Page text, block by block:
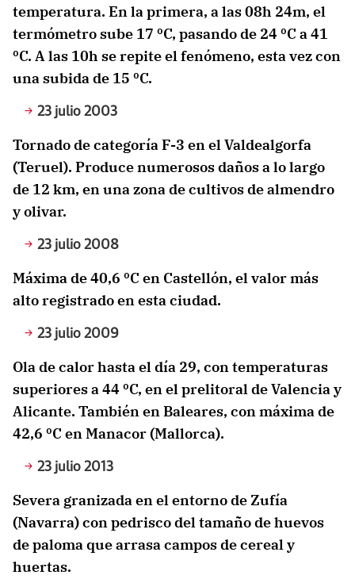
temperatura. En la primera, a las 08h 24m, el
termómetro sube 17 ºC, pasando de 24 ºC a 41
ºC. A las 10h se repite el fenómeno, esta vez con
una subida de 15 ºC.
23 julio 2003
Tornado de categoría F-3 en el Valdealgorfa
(Teruel). Produce numerosos daños a lo largo
de 12 km, en una zona de cultivos de almendro
y olivar.
23 julio 2008
Máxima de 40,6 ºC en Castellón, el valor más
alto registrado en esta ciudad.
23 julio 2009
Ola de calor hasta el día 29, con temperaturas
superiores a 44 ºC, en el prelitoral de Valencia y
Alicante. También en Baleares, con máxima de
42,6 ºC en Manacor (Mallorca).
23 julio 2013
Severa granizada en el entorno de Zufía
(Navarra) con pedrisco del tamaño de huevos
de paloma que arrasa campos de cereal y
huertas.